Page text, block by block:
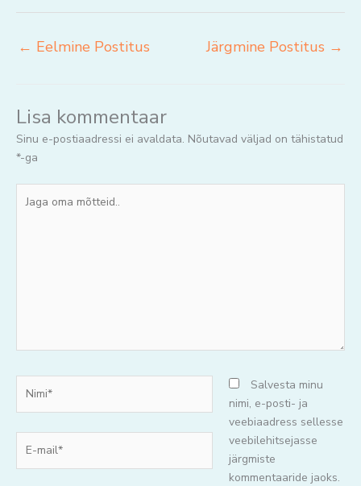
← Eelmine Postitus Järgmine Postitus →
Lisa kommentaar
Sinu e-postiaadressi ei avaldata. Nõutavad väljad on tähistatud
*-ga
oma
mail*
Salvesta minu
nimi, e-posti- ja
veebiaadress sellesse
veebilehitsejasse
järgmiste
kommentaaride jaoks.